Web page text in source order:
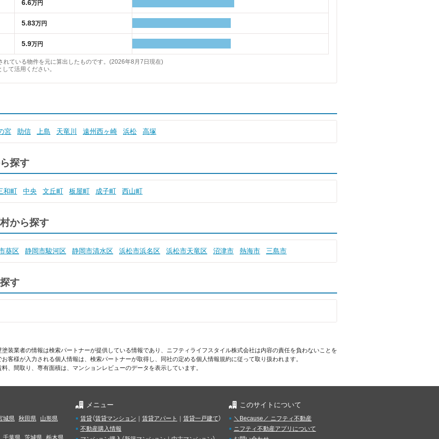
6.6万円
5.83万円
5.9万円
れている物件を元に算出したものです。(2026年8月7日現在)
て活用ください。
宮 助信 上島 天竜川 遠州西ヶ崎 浜松 高塚
探す
和町 中央 文丘町 板屋町 成子町 西山町
から探す
葵区 静岡市駿河区 静岡市清水区 浜松市浜名区 浜松市天竜区 沼津市 熱海市 三島市
す
装業者の情報は検索パートナーが提供している情報であり、ニフティライフスタイル株式会社は内容の責任を負わないことを
客様が入力される個人情報は、検索パートナーが取得し、同社の定める個人情報規約に従って取り扱われます。
、間取り、専有面積は、マンションレビューのデータを表示しています。
城県 秋田県 山形県
千葉県 茨城県 栃木県
メニュー
賃貸（賃貸マンション ｜ 賃貸アパート ｜ 賃貸一戸建て）
不動産購入情報
このサイトについて
＼Because／ ニフティ不動産
ニフティ不動産アプリについて